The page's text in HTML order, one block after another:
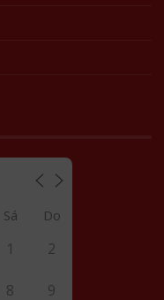
Sá Do
1 2
8 9